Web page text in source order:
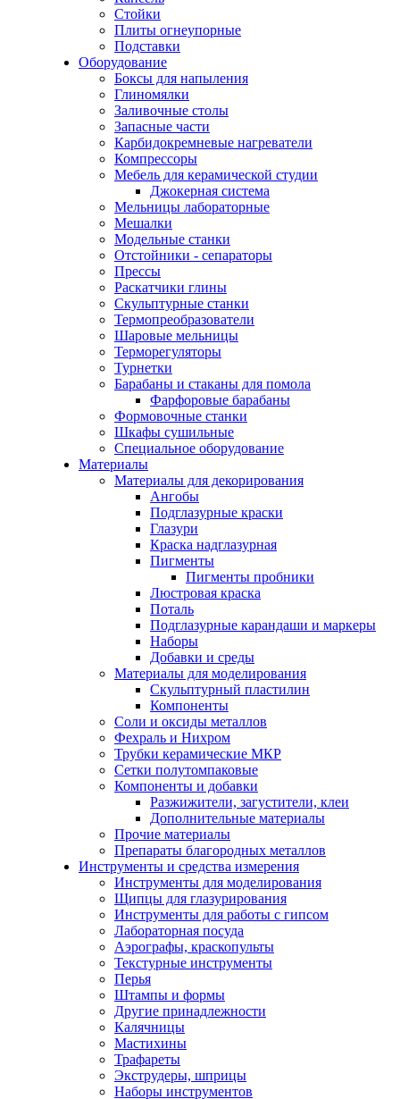
Стойки
Плиты огнеупорные
Подставки
Оборудование
Боксы для напыления
Глиномялки
Заливочные столы
Запасные части
Карбидокремневые нагреватели
Компрессоры
Мебель для керамической студии
Джокерная система
Мельницы лабораторные
Мешалки
Модельные станки
Отстойники - сепараторы
Прессы
Раскатчики глины
Скульптурные станки
Термопреобразователи
Шаровые мельницы
Терморегуляторы
Турнетки
Барабаны и стаканы для помола
Фарфоровые барабаны
Формовочные станки
Шкафы сушильные
Специальное оборудование
Материалы
Материалы для декорирования
Ангобы
Подглазурные краски
Глазури
Краска надглазурная
Пигменты
Пигменты пробники
Люстровая краска
Поталь
Подглазурные карандаши и маркеры
Наборы
Добавки и среды
Материалы для моделирования
Скульптурный пластилин
Компоненты
Соли и оксиды металлов
Фехраль и Нихром
Трубки керамические МКР
Сетки полутомпаковые
Компоненты и добавки
Разжижители, загустители, клеи
Дополнительные материалы
Прочие материалы
Препараты благородных металлов
Инструменты и средства измерения
Инструменты для моделирования
Щипцы для глазурирования
Инструменты для работы с гипсом
Лабораторная посуда
Аэрографы, краскопульты
Текстурные инструменты
Перья
Штампы и формы
Другие принадлежности
Калячницы
Мастихины
Трафареты
Экструдеры, шприцы
Наборы инструментов